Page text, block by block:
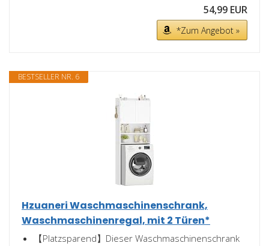
54,99 EUR
*Zum Angebot »
BESTSELLER NR. 6
Hzuaneri Waschmaschinenschrank,
Waschmaschinenregal, mit 2 Türen*
【Platzsparend】Dieser Waschmaschinenschrank